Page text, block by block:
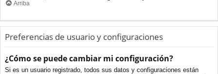
Arriba
Preferencias de usuario y configuraciones
¿Cómo se puede cambiar mi configuración?
Si es un usuario registrado, todos sus datos y configuraciones están